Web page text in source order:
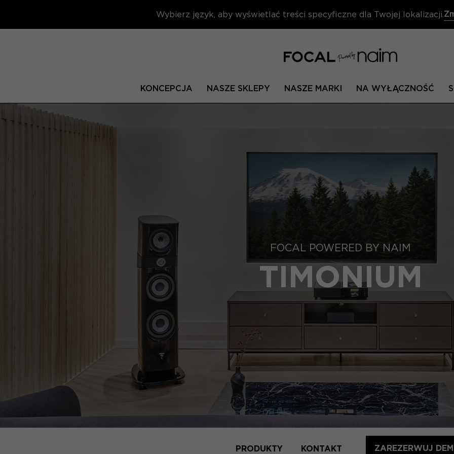
Wybierz język, aby wyświetlać treści specyficzne dla Twojej lokalizacji.
KONCEPCJA NASZE SKLEPY NASZE MARKI NA WYŁĄCZNOŚĆ
FOCAL POWERED BY NAIM
TIMONIUM
PRODUKTY KONTAKT ZAREZERWUJ